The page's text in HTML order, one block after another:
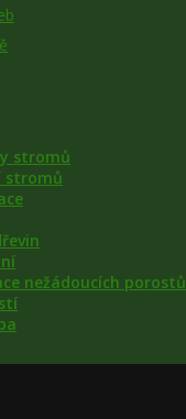
stromů
stromů
nežádoucích porostů